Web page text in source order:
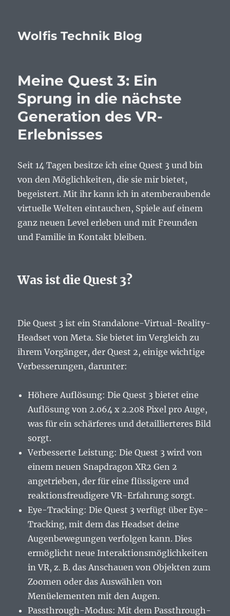
Wolfis Technik Blog
Meine Quest 3: Ein
Sprung in die nächste
Generation des VR-
Erlebnisses
Seit 14 Tagen besitze ich eine Quest 3 und bin
von den Möglichkeiten, die sie mir bietet,
begeistert. Mit ihr kann ich in atemberaubende
virtuelle Welten eintauchen, Spiele auf einem
ganz neuen Level erleben und mit Freunden
und Familie in Kontakt bleiben.
Was ist die Quest 3?
Die Quest 3 ist ein Standalone-Virtual-Reality-
Headset von Meta. Sie bietet im Vergleich zu
ihrem Vorgänger, der Quest 2, einige wichtige
Verbesserungen, darunter:
Höhere Auflösung: Die Quest 3 bietet eine
Auflösung von 2.064 x 2.208 Pixel pro Auge,
was für ein schärferes und detaillierteres Bild
sorgt.
Verbesserte Leistung: Die Quest 3 wird von
einem neuen Snapdragon XR2 Gen 2
angetrieben, der für eine flüssigere und
reaktionsfreudigere VR-Erfahrung sorgt.
Eye-Tracking: Die Quest 3 verfügt über Eye-
Tracking, mit dem das Headset deine
Augenbewegungen verfolgen kann. Dies
ermöglicht neue Interaktionsmöglichkeiten
in VR, z. B. das Anschauen von Objekten zum
Zoomen oder das Auswählen von
Menüelementen mit den Augen.
Passthrough-Modus: Mit dem Passthrough-